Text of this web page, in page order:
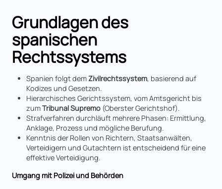
Grundlagen des
spanischen
Rechtssystems
Spanien folgt demZivilrechtssystem, basierend auf
Kodizes und Gesetzen.
Hierarchisches Gerichtssystem, vom Amtsgericht bis
zumTribunal Supremo(Oberster Gerichtshof).
Strafverfahren durchläuft mehrere Phasen: Ermittlung,
Anklage, Prozess und mögliche Berufung.
Kenntnis der Rollen von Richtern, Staatsanwälten,
Verteidigern und Gutachtern ist entscheidend für eine
effektive Verteidigung.
Umgang mit Polizei und Behörden